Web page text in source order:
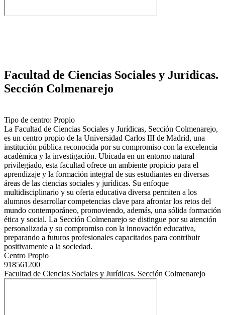
Facultad de Ciencias Sociales y Jurídicas.
Sección Colmenarejo
Tipo de centro: Propio
La Facultad de Ciencias Sociales y Jurídicas, Sección Colmenarejo,
es un centro propio de la Universidad Carlos III de Madrid, una
institución pública reconocida por su compromiso con la excelencia
académica y la investigación. Ubicada en un entorno natural
privilegiado, esta facultad ofrece un ambiente propicio para el
aprendizaje y la formación integral de sus estudiantes en diversas
áreas de las ciencias sociales y jurídicas. Su enfoque
multidisciplinario y su oferta educativa diversa permiten a los
alumnos desarrollar competencias clave para afrontar los retos del
mundo contemporáneo, promoviendo, además, una sólida formación
ética y social. La Sección Colmenarejo se distingue por su atención
personalizada y su compromiso con la innovación educativa,
preparando a futuros profesionales capacitados para contribuir
positivamente a la sociedad.
Centro Propio
918561200
Facultad de Ciencias Sociales y Jurídicas. Sección Colmenarejo